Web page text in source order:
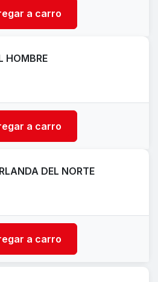
a carro
HOMBRE
a carro
DEL NORTE
a carro